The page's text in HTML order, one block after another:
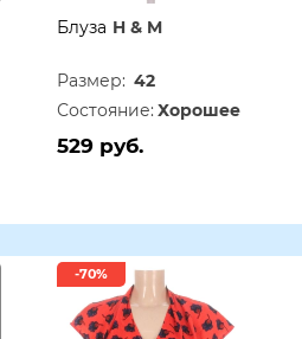
Блуза H & M
Размер: 42
Состояние: Хорошее
529 руб.
-70%